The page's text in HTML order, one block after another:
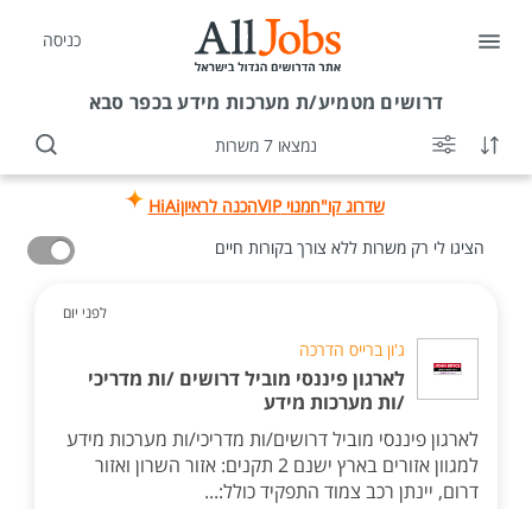
כניסה
דרושים מטמיע/ת מערכות מידע בכפר סבא
נמצאו 7 משרות
שדרוג קו"חמנוי VIP הכנה לראיוןHiAi
הציגו לי רק משרות ללא צורך בקורות חיים
לפני יום
ג'ון ברייס הדרכה
לארגון פיננסי מוביל דרושים /ות מדריכי
/ות מערכות מידע
לארגון פיננסי מוביל דרושים/ות מדריכי/ות מערכות מידע
למגוון אזורים בארץ ישנם 2 תקנים: אזור השרון ואזור
דרום, יינתן רכב צמוד התפקיד כולל:...